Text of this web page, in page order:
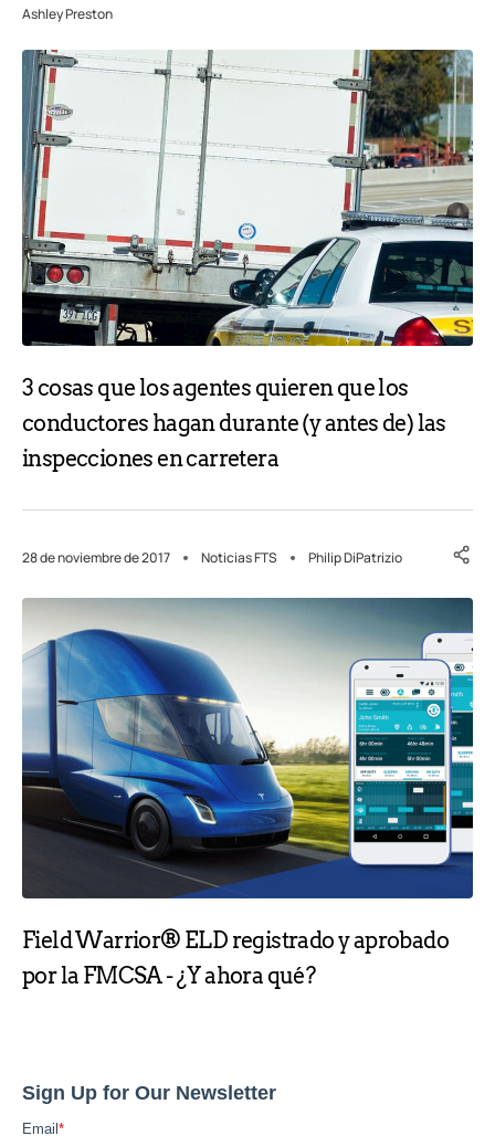
Ashley Preston
3 cosas que los agentes quieren que los
conductores hagan durante (y antes de) las
inspecciones en carretera
28 de noviembre de 2017 Noticias FTS Philip DiPatrizio
Field Warrior® ELD registrado y aprobado
por la FMCSA - ¿Y ahora qué?